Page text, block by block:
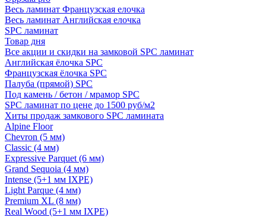
Весь ламинат Французская елочка
Весь ламинат Английская елочка
SPC ламинат
Товар дня
Все акции и скидки на замковой SPC ламинат
Английская ёлочка SPC
Французская ёлочка SPC
Палуба (прямой) SPC
Под камень / бетон / мрамор SPC
SPC ламинат по цене до 1500 руб/м2
Хиты продаж замкового SPC ламината
Alpine Floor
Chevron (5 мм)
Classic (4 мм)
Expressive Parquet (6 мм)
Grand Sequoia (4 мм)
Intense (5+1 мм IXPE)
Light Parque (4 мм)
Premium XL (8 мм)
Real Wood (5+1 мм IXPE)